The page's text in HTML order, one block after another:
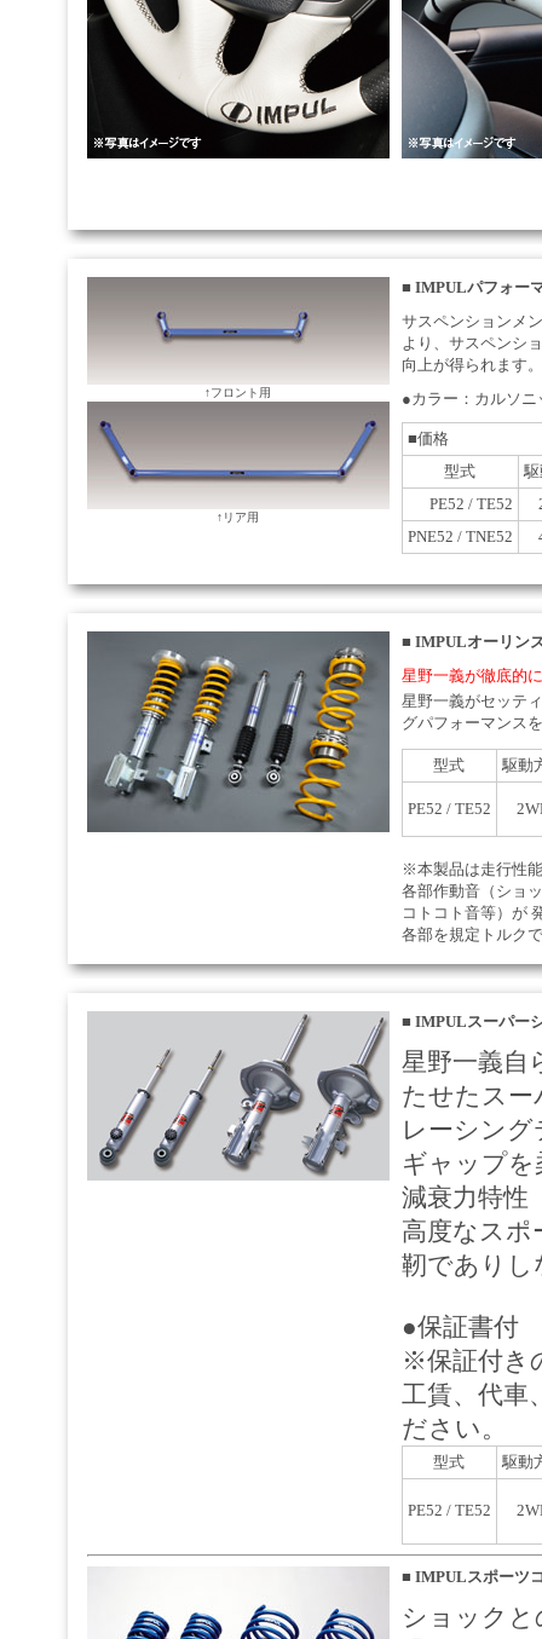
↑フロント用
↑リア用
■ IMPULパフォー
サスペンションメ
より、サスペンシ
向上が得られます。
●カラー：カルソニ
■価格
型式
駆
PE52 / TE52
PNE52 / TNE52
■ IMPULオーリン
星野一義が徹底的
星野一義がセッテ
グパフォーマンス
型式 駆動
PE52 / TE52
※本製品は走行性
各部作動音（ショ
コトコト音等）が
各部を規定トルク
■ IMPULスーパー
星野一義自
たせたスー
レーシン
ギャップを
減衰力特性
高度なスポ
靭でありし
●保証書付
※保証付き
工賃、代車
ださい。
型式 駆動
PE52 / TE52
■ IMPULスポーツ
ショック